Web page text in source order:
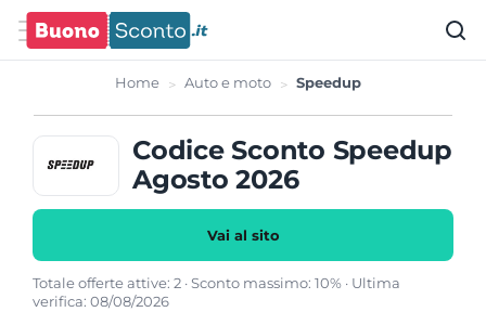
Home Auto e moto Speedup
Codice Sconto Speedup
Agosto 2026
Vai al sito
Totale offerte attive: 2 · Sconto massimo: 10% · Ultima
verifica: 08/08/2026